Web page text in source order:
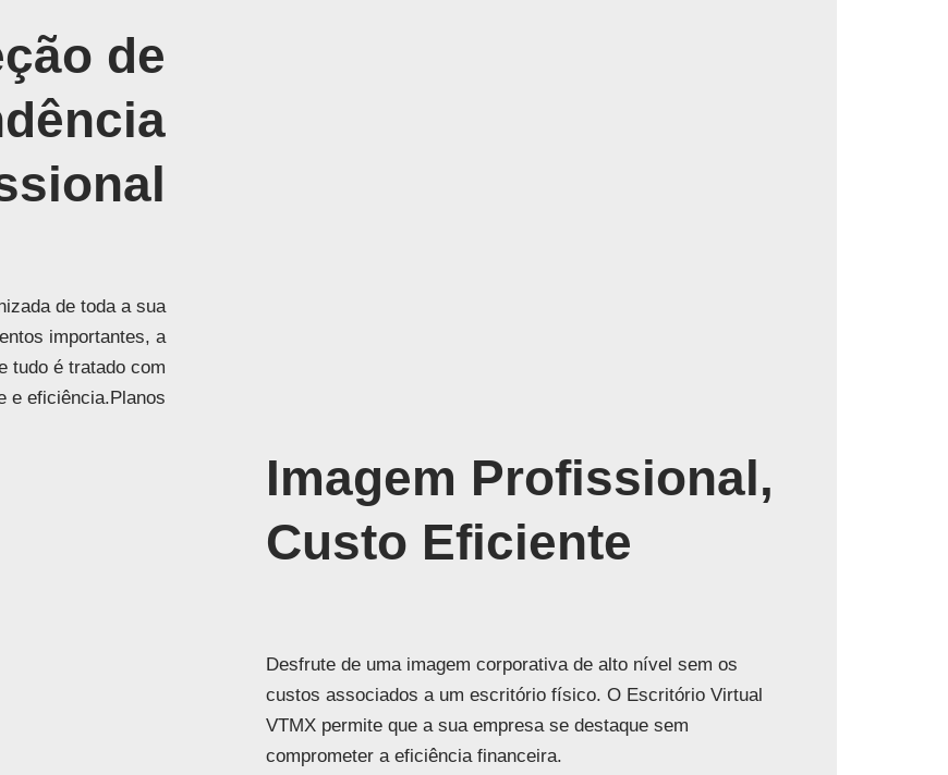
de
de toda a sua
importantes, a
tudo é tratado com
e eficiência.Planos
Imagem Profissional,
Custo Eficiente
Desfrute de uma imagem corporativa de alto nível sem os
custos associados a um escritório físico. O Escritório Virtual
VTMX permite que a sua empresa se destaque sem
comprometer a eficiência financeira.